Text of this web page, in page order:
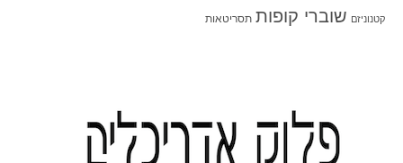
קטנוניזם שוברי קופות תסריטאות